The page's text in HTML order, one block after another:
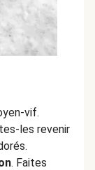
vif.
les revenir
. Faites